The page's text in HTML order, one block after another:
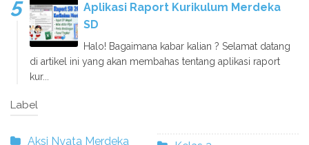
Aplikasi Raport Kurikulum Merdeka
SD
Halo! Bagaimana kabar kalian ? Selamat datang
di artikel ini yang akan membahas tentang aplikasi raport
kur...
Label
Aksi Nyata Merdeka